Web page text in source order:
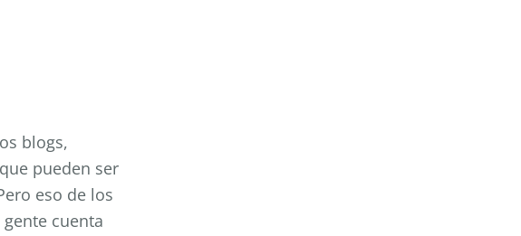
blogs,
pueden ser
eso de los
cuenta